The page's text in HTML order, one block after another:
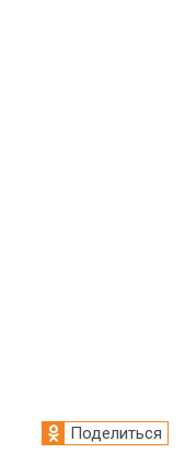
Поделиться